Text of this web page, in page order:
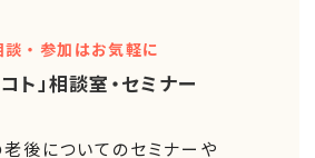
談・参加はお気軽に
コト」相談室・セミナー
後についてのセミナーや